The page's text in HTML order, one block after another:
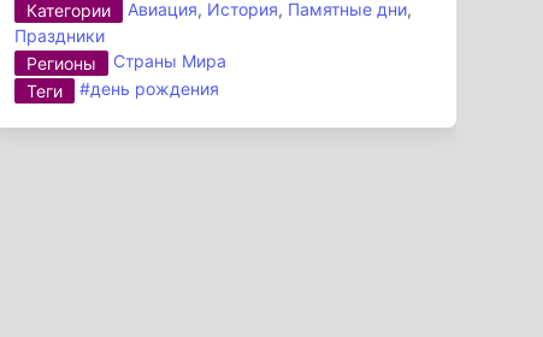
Категории Авиация, История, Памятные дни,
Праздники
Регионы
Страны Мира
Теги
#день рождения